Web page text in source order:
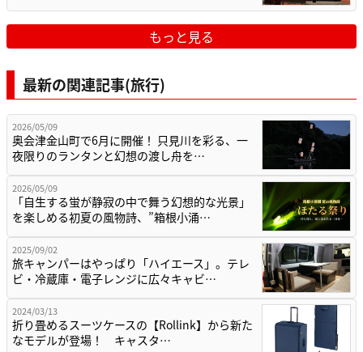
もっと見る
最新の関連記事(旅行)
2026/05/09
奥会津金山町で6月に開催！ 只見川を彩る、一
夜限りのランタンと幻想の渡し舟を…
2026/05/09
「自生する蛍が静寂の中で舞う幻想的な光景」
を楽しめる初夏の風物詩、”箱根小涌…
2025/09/02
旅キャンパーはやっぱり「ハイエース」。テレ
ビ・冷蔵庫・電子レンジに広々キャビ…
2024/03/13
折り畳めるスーツケースの【Rollink】から新た
なモデルが登場！ キャスタ…